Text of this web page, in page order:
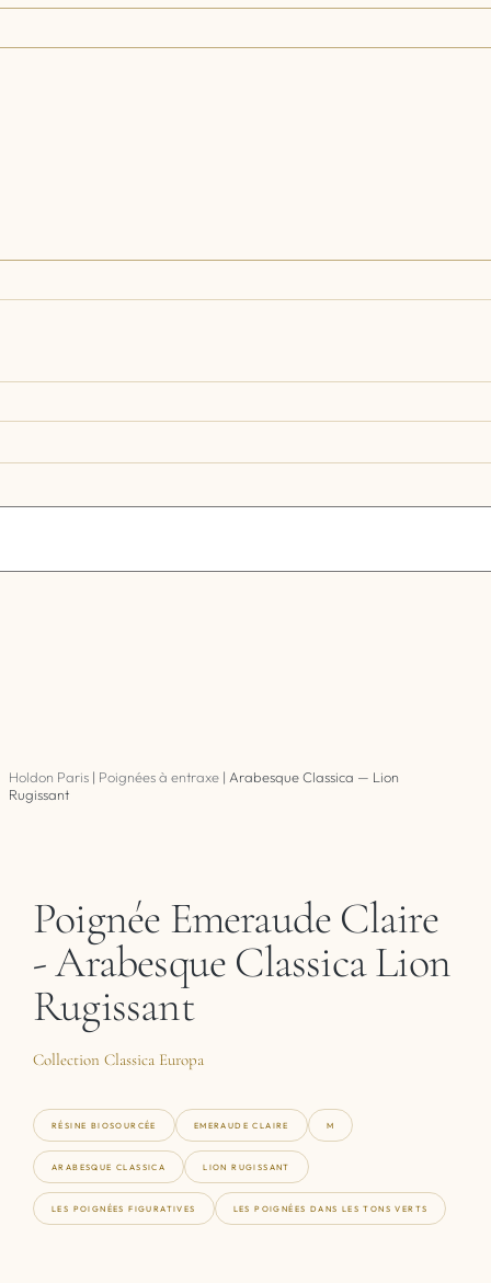
Holdon Paris | Poignées à entraxe | Arabesque Classica — Lion
Rugissant
Poignée Emeraude Claire
- Arabesque Classica Lion
Rugissant
Collection Classica Europa
RÉSINE BIOSOURCÉE EMERAUDE CLAIRE M
ARABESQUE CLASSICA LION RUGISSANT
LES POIGNÉES FIGURATIVES LES POIGNÉES DANS LES TONS VERTS